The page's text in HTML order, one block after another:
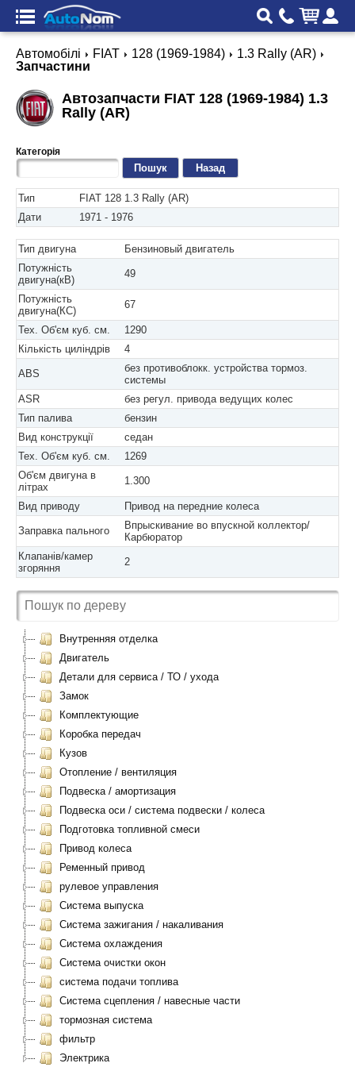
Автомобілі FIAT 128 (1969-1984)
1.3 Rally (AR)
Запчастини
Автозапчасти FIAT 128 (1969-1984) 1.3
Rally (AR)
Категорія
Назад
Тип
FIAT 128 1.3 Rally (AR)
Дати
1971 - 1976
Тип двигуна
Бензиновый двигатель
Потужність
двигуна(кВ)
49
Потужність
двигуна(КС)
67
Тех. Об'єм куб. см.
1290
Кількість циліндрів
4
ABS
без противоблокк. устройства тормоз.
системы
ASR
без регул. привода ведущих колес
Тип палива
бензин
Вид конструкції
седан
Тех. Об'єм куб. см.
1269
Об'єм двигуна в
літрах
1.300
Вид приводу Привод на передние колеса
Заправка пального
Впрыскивание во впускной коллектор/
Карбюратор
Клапанів/камер
згоряння
2
Внутренняя отделка
Двигатель
Детали для сервиса / ТО / ухода
Замок
Комплектующие
Коробка передач
Кузов
Отопление / вентиляция
Подвеска / амортизация
Подвеска оси / система подвески / колеса
Подготовка топливной смеси
Привод колеса
Ременный привод
рулевое управления
Система выпуска
Система зажигания / накаливания
Система охлаждения
Система очистки окон
система подачи топлива
Система сцепления / навесные части
тормозная система
фильтр
Электрика